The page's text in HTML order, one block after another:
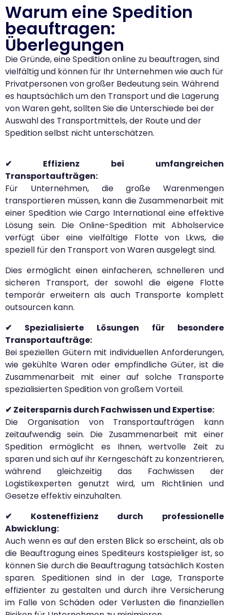
Warum eine Spedition
beauftragen:
Überlegungen
Die Gründe, eine Spedition online zu beauftragen, sind
vielfältig und können für Ihr Unternehmen wie auch für
Privatpersonen von großer Bedeutung sein. Während
es hauptsächlich um den Transport und die Lagerung
von Waren geht, sollten Sie die Unterschiede bei der
Auswahl des Transportmittels, der Route und der
Spedition selbst nicht unterschätzen.
✔ Effizienz bei umfangreichen
Transportaufträgen:
Für Unternehmen, die große Warenmengen
transportieren müssen, kann die Zusammenarbeit mit
einer Spedition wie Cargo International eine effektive
Lösung sein. Die Online-Spedition mit Abholservice
verfügt über eine vielfältige Flotte von Lkws, die
speziell für den Transport von Waren ausgelegt sind.
Dies ermöglicht einen einfacheren, schnelleren und
sicheren Transport, der sowohl die eigene Flotte
temporär erweitern als auch Transporte komplett
outsourcen kann.
✔ Spezialisierte Lösungen für besondere
Transportaufträge:
Bei speziellen Gütern mit individuellen Anforderungen,
wie gekühlte Waren oder empfindliche Güter, ist die
Zusammenarbeit mit einer auf solche Transporte
spezialisierten Spedition von großem Vorteil.
✔ Zeitersparnis durch Fachwissen und Expertise:
Die Organisation von Transportaufträgen kann
zeitaufwendig sein. Die Zusammenarbeit mit einer
Spedition ermöglicht es Ihnen, wertvolle Zeit zu
sparen und sich auf ihr Kerngeschäft zu konzentrieren,
während gleichzeitig das Fachwissen der
Logistikexperten genutzt wird, um Richtlinien und
Gesetze effektiv einzuhalten.
✔ Kosteneffizienz durch professionelle
Abwicklung:
Auch wenn es auf den ersten Blick so erscheint, als ob
die Beauftragung eines Spediteurs kostspieliger ist, so
können Sie durch die Beauftragung tatsächlich Kosten
sparen. Speditionen sind in der Lage, Transporte
effizienter zu gestalten und durch ihre Versicherung
im Falle von Schäden oder Verlusten die finanziellen